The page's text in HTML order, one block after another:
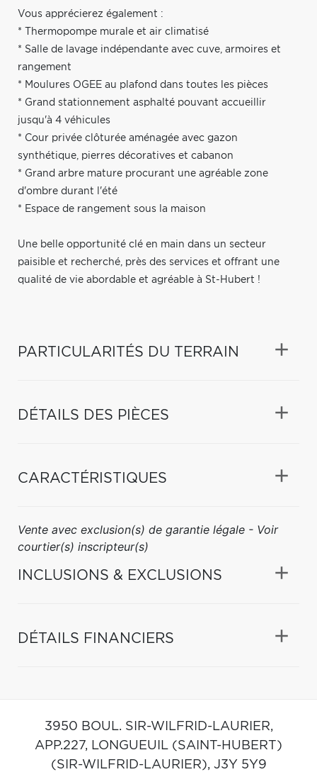
Vous apprécierez également :
* Thermopompe murale et air climatisé
* Salle de lavage indépendante avec cuve, armoires et
rangement
* Moulures OGEE au plafond dans toutes les pièces
* Grand stationnement asphalté pouvant accueillir
jusqu'à 4 véhicules
* Cour privée clôturée aménagée avec gazon
synthétique, pierres décoratives et cabanon
* Grand arbre mature procurant une agréable zone
d'ombre durant l'été
* Espace de rangement sous la maison
Une belle opportunité clé en main dans un secteur
paisible et recherché, près des services et offrant une
qualité de vie abordable et agréable à St-Hubert !
PARTICULARITÉS DU TERRAIN
DÉTAILS DES PIÈCES
CARACTÉRISTIQUES
Vente avec exclusion(s) de garantie légale - Voir
courtier(s) inscripteur(s)
INCLUSIONS & EXCLUSIONS
DÉTAILS FINANCIERS
3950 BOUL. SIR-WILFRID-LAURIER,
APP.227, LONGUEUIL (SAINT-HUBERT)
(SIR-WILFRID-LAURIER), J3Y 5Y9